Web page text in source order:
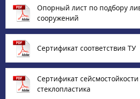
Опорный лист по подбору
сооружений
Сертификат соответствия ТУ
Сертификат
стеклопластика